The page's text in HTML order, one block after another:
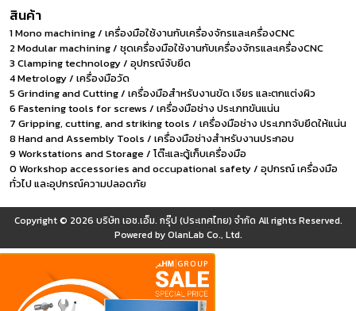
สินค้า
1 Mono machining / เครื่องมือใช้งานกับเครื่องจักรและเครื่องCNC
2 Modular machining / ชุดเครื่องมือใช้งานกับเครื่องจักรและเครื่องCNC
3 Clamping technology / อุปกรณ์จับยึด
4 Metrology / เครื่องมือวัด
5 Grinding and Cutting / เครื่องมือสำหรับงานขัด เจียร และตกแต่งผิว
6 Fastening tools for screws / เครื่องมือช่าง ประเภทขันแน่น
7 Gripping, cutting, and striking tools / เครื่องมือช่าง ประเภทจับยึดให้แน่น
8 Hand and Assembly Tools / เครื่องมือช่างสำหรับงานประกอบ
9 Workstations and Storage / โต๊ะและตู้เก็บเครื่องมือ
0 Workshop accessories and occupational safety / อุปกรณ์ เครื่องมือ
ทั่วไป และอุปกรณ์ความปลอดภัย
Copyright © 2026 บริษัท เอช.เอ็ม. กรุ๊ป (ประเทศไทย) จำกัด All rights Reserved.
Powered byOlanLab Co., Ltd.